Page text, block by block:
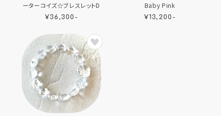
ーターコイズ☆ブレスレットD
¥36,300-
Baby Pink
¥13,200-